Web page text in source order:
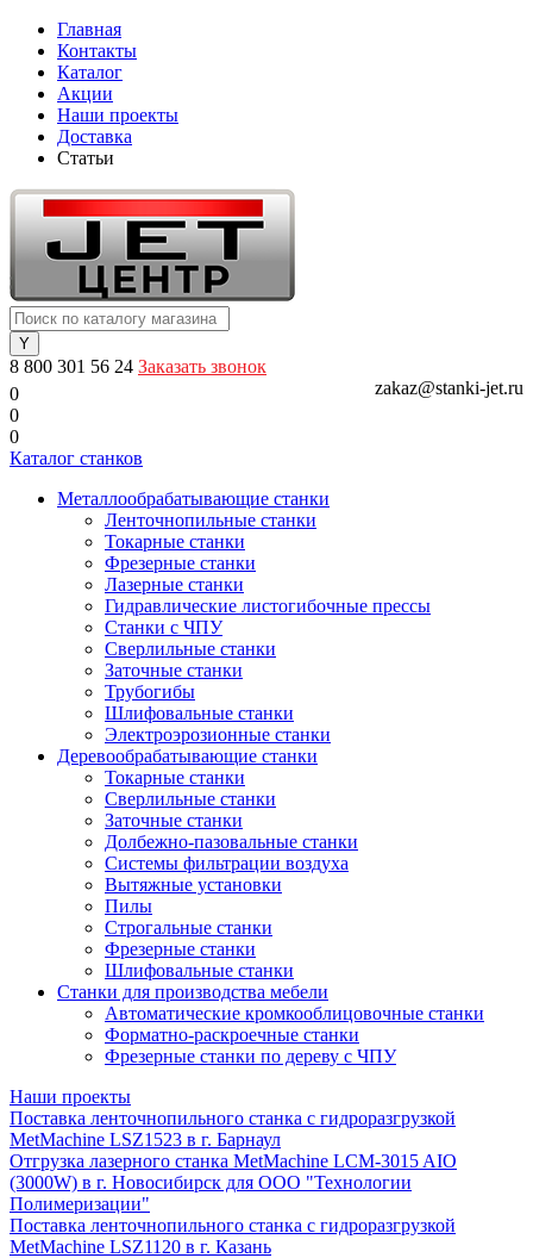
Главная
Контакты
Каталог
Акции
Наши проекты
Доставка
Статьи
8 800 301 56 24 Заказать звонок
zakaz@stanki-jet.ru
0
0
0
Каталог станков
Металлообрабатывающие станки
Ленточнопильные станки
Токарные станки
Фрезерные станки
Лазерные станки
Гидравлические листогибочные прессы
Станки с ЧПУ
Сверлильные станки
Заточные станки
Трубогибы
Шлифовальные станки
Электроэрозионные станки
Деревообрабатывающие станки
Токарные станки
Сверлильные станки
Заточные станки
Долбежно-пазовальные станки
Системы фильтрации воздуха
Вытяжные установки
Пилы
Строгальные станки
Фрезерные станки
Шлифовальные станки
Станки для производства мебели
Автоматические кромкооблицовочные станки
Форматно-раскроечные станки
Фрезерные станки по дереву с ЧПУ
Наши проекты
Поставка ленточнопильного станка c гидроразгрузкой
MetMachine LSZ1523 в г. Барнаул
Отгрузка лазерного станка MetMachine LCM-3015 AIO
(3000W) в г. Новосибирск для ООО "Технологии
Полимеризации"
Поставка ленточнопильного станка c гидроразгрузкой
MetMachine LSZ1120 в г. Казань